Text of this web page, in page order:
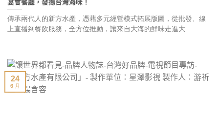
宴會餐廳，發揚台灣海味！
傳承兩代人的新方水產，憑藉多元經營模式拓展版圖，從批發、線
上直播到餐飲服務，全方位推動，讓來自大海的鮮味走進大
24
6 月